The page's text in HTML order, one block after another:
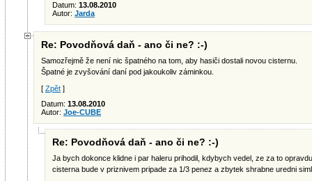
Datum: 13.08.2010
Autor: Jarda
Re: Povodňová daň - ano či ne? :-)
Samozřejmě že není nic špatného na tom, aby hasiči dostali novou cisternu.
Špatné je zvyšování daní pod jakoukoliv záminkou.
[ Zpět ]
Datum: 13.08.2010
Autor: Joe-CUBE
Re: Povodňová daň - ano či ne? :-)
Ja bych dokonce klidne i par haleru prihodil, kdybych vedel, ze za to
cisterna bude v priznivem pripade za 1/3 penez a zbytek shrabne uredni